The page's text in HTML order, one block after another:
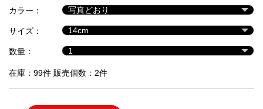
商
品
カラー：
サイズ：
数量：
在庫：99件 販売個数：2件